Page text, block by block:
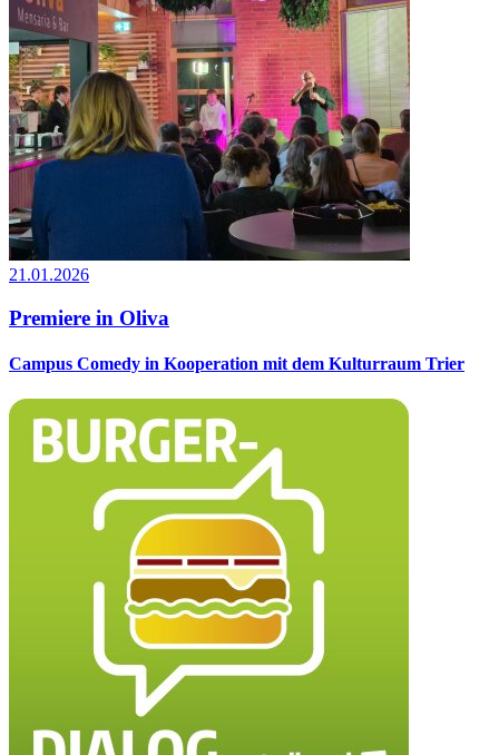
21.01.2026
Premiere in Oliva
Campus Comedy in Kooperation mit dem Kulturraum Trier